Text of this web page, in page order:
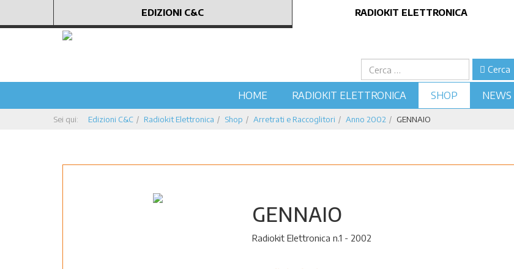
EDIZIONI C&C RADIOKIT ELETTRONICA
Cerca Cerca
HOME RADIOKIT ELETTRONICA SHOP NEWS
Sei qui: Edizioni C&C Radiokit Elettronica Shop Arretrati e Raccoglitori Anno 2002 GENNAIO
GENNAIO
Radiokit Elettronica n.1 - 2002